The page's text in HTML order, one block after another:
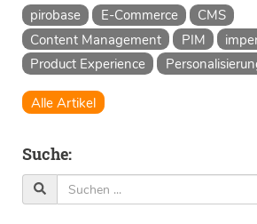
pirobase E-Commerce
CMS
Content Management
PIM
Product Experience
Alle Artikel
Suche: